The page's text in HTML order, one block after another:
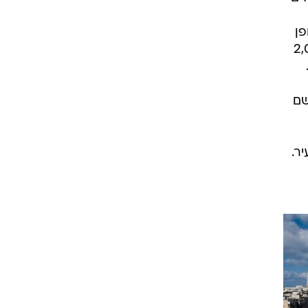
הכוללת תוספת של לפחות 2,000
אכלוס (טופס 4) ותירשם